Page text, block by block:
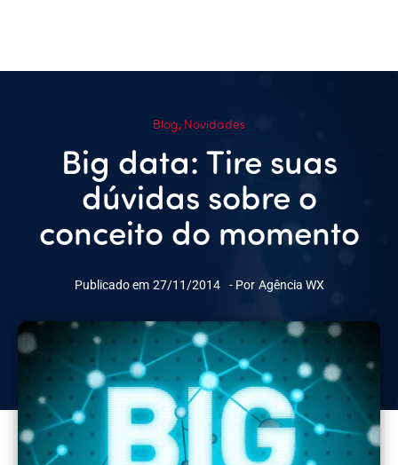
Blog, Novidades
Big data: Tire suas
dúvidas sobre o
conceito do momento
Publicado em 27/11/2014 - Por Agência WX